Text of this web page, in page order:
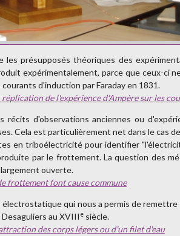
présupposés théoriques des
expérimentalement, parce que ceux-ci
d'induction par Faraday en 1831.
réplication de l'expérience d'Ampère sur les
récits d'observations anciennes ou
Cela est particulièrement net dans le cas
en triboélectricité pour identifier
par le frottement. La question des
ouverte.
frottement font cause commune
qui nous a permis de
au XVIII esiècle.
des corps légers ou d'un filet d'eau